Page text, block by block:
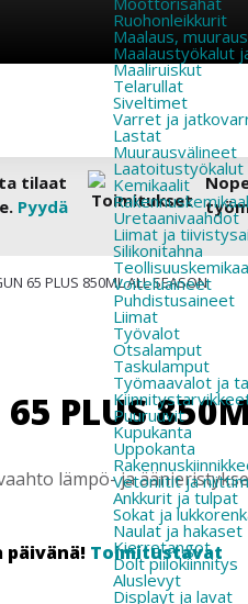
Ruohonleikkurit
Maalaus,
Maalaustyökalut
Maaliruiskut
Telarullat
Siveltimet
Varret ja
Lastat
Muurausvälineet
Laatoitustyökalut
Kemikaalit
Uretaanivaahdot
Liimat ja
Silikonitahna
Voiteluaineet
Puhdistusaineet
Liimat
Työvalot
Otsalamput
Taskulamput
Työmaavalot ja
Puuruuvit
Kupukanta
Uppokanta
Vetoniitit ja
Ankkurit ja tulpat
Sokat ja
Naulat ja hakaset
Kierretangot
Dolt piilokiinnitys
Aluslevyt
Displayt ja lavat
tilaat
Pyydä
65 PLUS 850ML ALL SEASON
PLUS
lämpö- ja
päivänä! Toimitustavat